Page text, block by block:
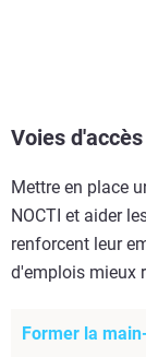
Voies
Mettre en place
NOCTI et aider
renforcent leur
d'emplois mieux
Former la